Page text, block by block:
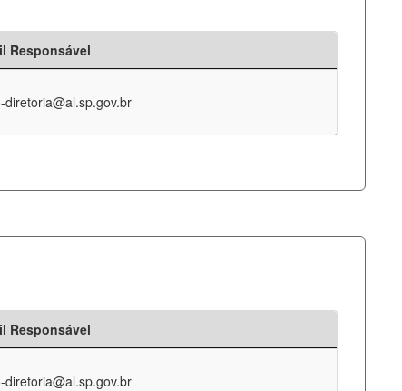
Responsável
diretoria@al.sp.gov.br
Responsável
diretoria@al.sp.gov.br